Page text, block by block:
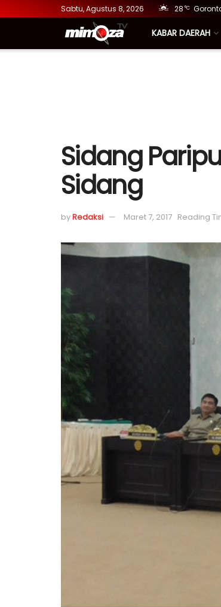
Sabtu, Agustus 8, 2026 28 °C
KABAR DAERAH
Sidang
Sidang
byRedaksi Maret 7, 2017 Reading